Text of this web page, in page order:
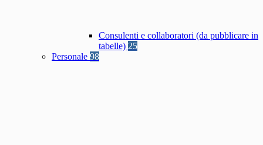
Consulenti e collaboratori (da pubblicare in
tabelle) 25
Personale 98